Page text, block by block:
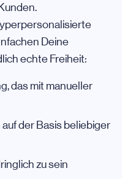
Deine
echte Freiheit:
das mit manueller
der Basis beliebiger
zu sein